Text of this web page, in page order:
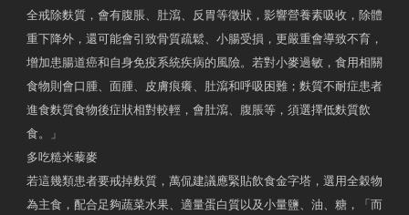
全戒除麩質，會有腹脹、肚瀉、反胃等徵狀，影響營養素吸收，除體
重下降外，還可能會引致骨質疏鬆、小腸受損，更嚴重會導致不育，
增加患腸道癌和自身免疫系統疾病的風險。若對小麥過敏，食用相關
食物則會口腫、面腫、皮膚痕癢、肚瀉和呼吸困難；麩質不耐症患者
進食麩質食物後症狀相對較輕，會肚瀉、腹脹等，須選擇低麩質飲
食。」
多吃糙米藜麥
若這幾類患者要戒掉麩質，萬侃建議應緊貼飲食金字塔，選用全穀物
為主食，配合足夠蔬菜水果、適量蛋白質以及小量鹽、油、糖，「而